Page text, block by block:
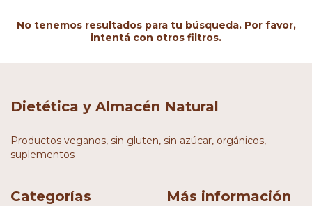
No tenemos resultados para tu búsqueda. Por favor,
intentá con otros filtros.
Dietética y Almacén Natural
Productos veganos, sin gluten, sin azúcar, orgánicos,
suplementos
Categorías Más información